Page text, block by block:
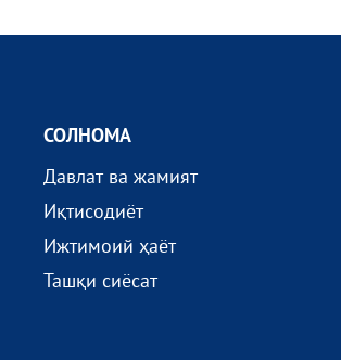
СОЛНОМА
Давлат ва жамият
Иқтисодиёт
Ижтимоий ҳаёт
Ташқи сиёсат